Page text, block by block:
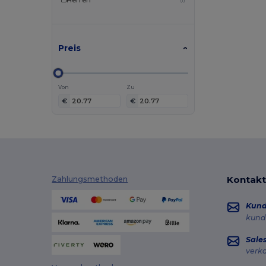
Pen Duick
Promodoro (1)
Seasons
Preis
Von
€
Zu
€
Zahlungsmethoden